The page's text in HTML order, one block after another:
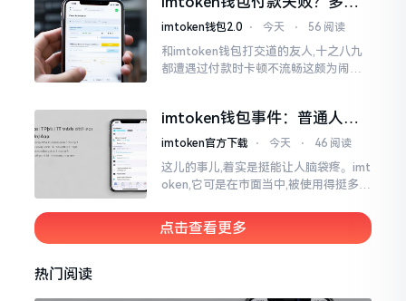
判断。
是这几个原因闹的
imtoken钱包2.0 ⋅ 今天 ⋅ 56 阅读
和imtoken钱包打交道的友人,十之八九
都遭遇过付款时卡顿不流畅这颇为闹心
急得连连跺脚。实际上讲
imtoken钱包事件：普通人该
咋办？
imtoken官方下载 ⋅ 今天 ⋅ 46 阅读
这儿的事儿,着实是挺能让人脑袋疼。imt
oken,它可是在市面当中,被使用得挺多的
咧,好多人的资产,都跟着一块儿晃悠起来
点击查看更多
热门阅读